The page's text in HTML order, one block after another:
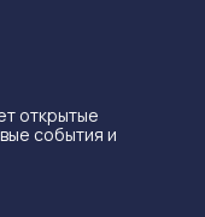
открытые
события и